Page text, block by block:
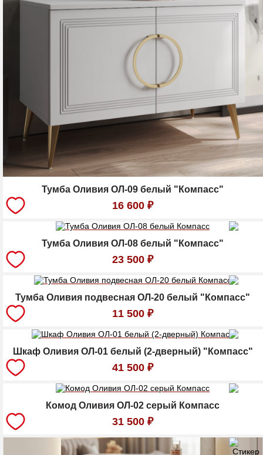
Тумба Оливия ОЛ-09 белый "Компасс"
16 600 ₽
Тумба Оливия ОЛ-08 белый "Компасс"
23 500 ₽
Тумба Оливия подвесная ОЛ-20 белый "Компасс"
11 500 ₽
Шкаф Оливия ОЛ-01 белый (2-дверный) "Компасс"
41 500 ₽
Комод Оливия ОЛ-02 серый Компасс
31 500 ₽